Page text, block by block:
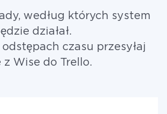
według których system
działał.
czasu przesyłaj
z Wise do Trello.